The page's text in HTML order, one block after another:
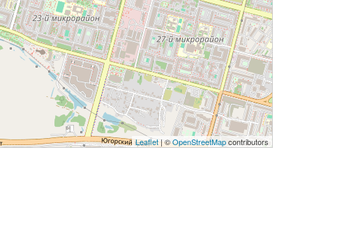
Leaflet| ©OpenStreetMapcontributors